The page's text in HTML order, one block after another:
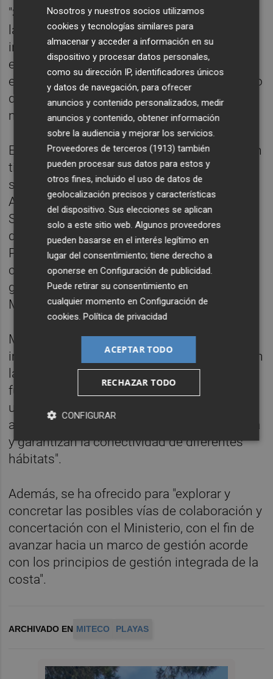
"Si no se corrigen los déficits existentes en
las playas valencianas, asistiremos a un
incremento progresivo de los procesos
erosivos y sus efectos sobre los
ecosistemas, las condiciones de uso público
de la costa y el deterioro de las fachadas
marítimas", ha advertido.
El tramo de costa pendiente de regeneración
tiene 4,2 kilómetros aproximadamente y se
sitúa entre los términos municipales de
Almenara y Canet d'En Berenguer e incluye
Sagunt. Este tramo, delimitado entre la Gola
de Queralt y el puerto deportivo de Canet-
Puerto Siles, está incluido como zona de
conectividad ecológica en las normas de
gestión de la zona de especial conservación
Marjal de Almenara.
Martínez Mus ha defendido que es
importante dar solución a este problema: "En
la Comunitat Valenciana, las playas
funcionan como espacios dotacionales de
uso público de primer orden durante todo el
año, sirven de soporte a la actividad turística
y garantizan la conectividad de diferentes
hábitats".
Además, se ha ofrecido para "explorar y
concretar las posibles vías de colaboración y
concertación con el Ministerio, con el fin de
avanzar hacia un marco de gestión acorde
con los principios de gestión integrada de la
costa".
ARCHIVADO EN MITECO PLAYAS
Nosotros y nuestros socios utilizamos
cookies y tecnologías similares para
almacenar y acceder a información en su
dispositivo y procesar datos personales,
como su dirección IP, identificadores únicos
y datos de navegación, para ofrecer
anuncios y contenido personalizados, medir
anuncios y contenido, obtener información
sobre la audiencia y mejorar los servicios.
Proveedores de terceros (1913) también
pueden procesar sus datos para estos y
otros fines, incluido el uso de datos de
geolocalización precisos y características
del dispositivo. Sus elecciones se aplican
solo a este sitio web. Algunos proveedores
pueden basarse en el interés legítimo en
lugar del consentimiento; tiene derecho a
oponerse enConfiguración de publicidad
Puede retirar su consentimiento en
cualquier momento enConfiguración de
cookies .Política de privacidad
ACEPTAR TODO
RECHAZAR TODO
CONFIGURAR